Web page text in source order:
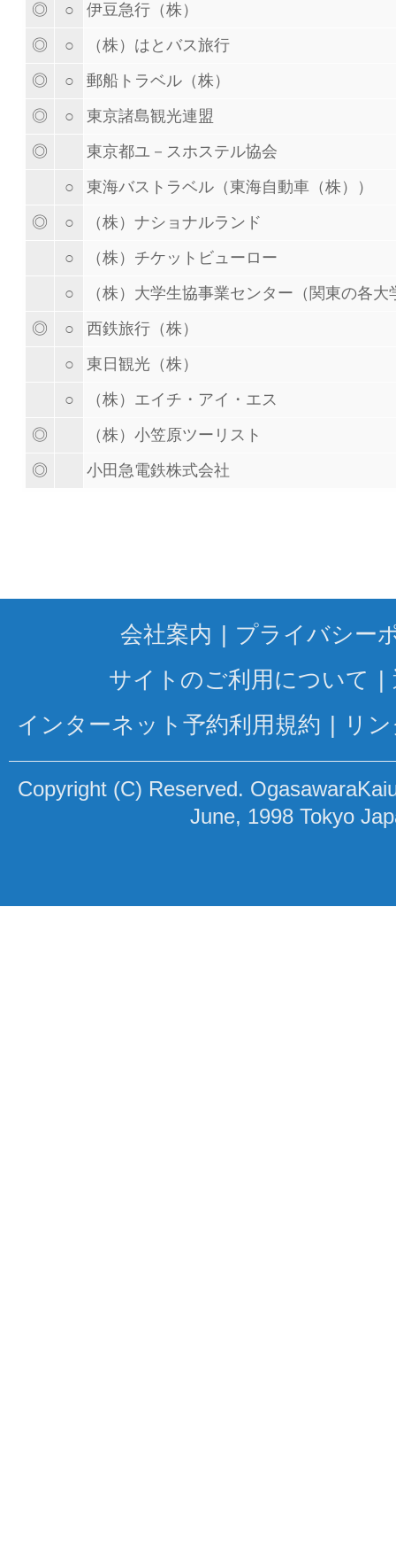
◎
○
伊豆急行（株）
◎
○
（株）はとバス旅行
◎
○
郵船トラベル（株）
◎
○
東京諸島観光連盟
◎
東京都ユ－スホステル協会
○
東海バストラベル（東海自動車（株））
◎
○
（株）ナショナルランド
○
（株）チケットビューロー
○
（株）大学生協事業センター（関東の各大
◎
○
西鉄旅行（株）
○
東日観光（株）
○
（株）エイチ・アイ・エス
◎
（株）小笠原ツーリスト
◎
小田急電鉄株式会社
会社案内
プライバシー
サイトのご利用について
インターネット予約利用規約
リ
Copyright (C) Reserved.
June, 1998 Tokyo